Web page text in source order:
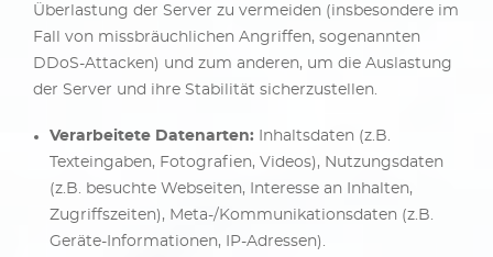
Überlastung der Server zu vermeiden (insbesondere im
Fall von missbräuchlichen Angriffen, sogenannten
DDoS-Attacken) und zum anderen, um die Auslastung
der Server und ihre Stabilität sicherzustellen.
Verarbeitete Datenarten: Inhaltsdaten (z.B.
Texteingaben, Fotografien, Videos), Nutzungsdaten
(z.B. besuchte Webseiten, Interesse an Inhalten,
Zugriffszeiten), Meta-/Kommunikationsdaten (z.B.
Geräte-Informationen, IP-Adressen).